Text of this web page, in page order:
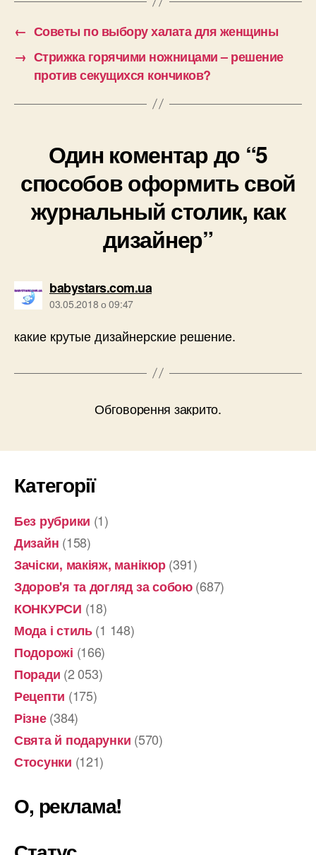
← Советы по выбору халата для женщины
→ Стрижка горячими ножницами – решение
против секущихся кончиков?
Один коментар до “5
способов оформить свой
журнальный столик, как
дизайнер”
babystars.com.uaговорить:
03.05.2018 о 09:47
какие крутые дизайнерские решение.
Обговорення закрито.
Категорії
Без рубрики (1)
Дизайн (158)
Зачіски, макіяж, манікюр(391)
Здоров'я та догляд за собою(687)
КОНКУРСИ (18)
Мода і стиль(1 148)
Подорожі (166)
Поради (2 053)
Рецепти (175)
Різне(384)
Свята й подарунки (570)
Стосунки (121)
О, реклама!